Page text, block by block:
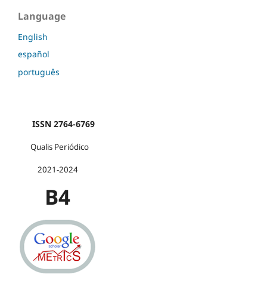
Language
English
español
português
ISSN 2764-6769
Qualis Periódico
2021-2024
B4